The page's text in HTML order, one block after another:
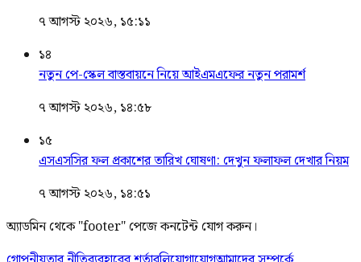
৭ আগস্ট ২০২৬, ১৫:১১
১৪
নতুন পে-স্কেল বাস্তবায়নে নিয়ে আইএমএফের নতুন পরামর্শ
৭ আগস্ট ২০২৬, ১৪:৫৮
১৫
এসএসসির ফল প্রকাশের তারিখ ঘোষণা: দেখুন ফলাফল দেখার নিয়ম
৭ আগস্ট ২০২৬, ১৪:৫১
অ্যাডমিন থেকে "footer" পেজে কনটেন্ট যোগ করুন।